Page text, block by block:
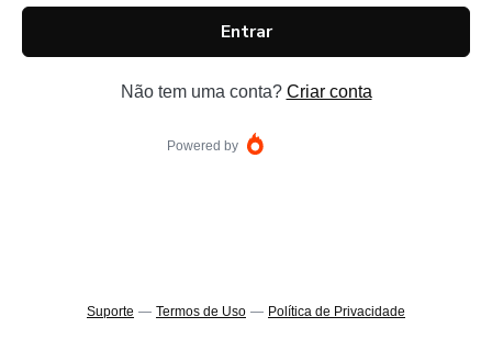
Entrar
Não tem uma conta? Criar conta
Powered by
Suporte — Termos de Uso — Política de Privacidade